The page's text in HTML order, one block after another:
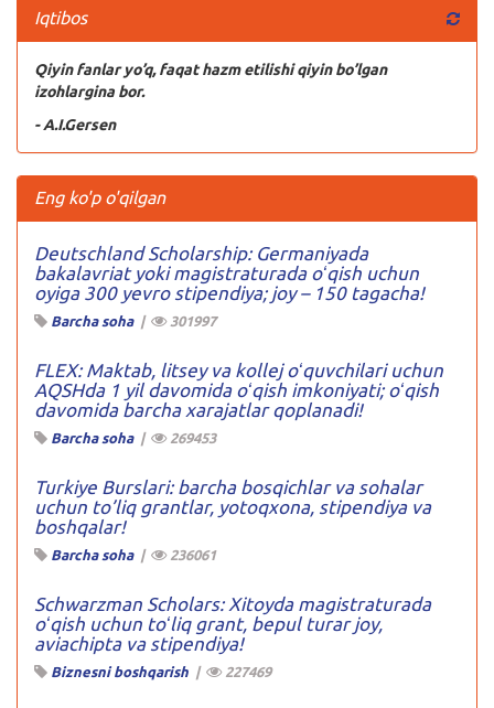
Iqtibos
Qiyin fanlar yo’q, faqat hazm etilishi qiyin bo’lgan
izohlargina bor.
- A.I.Gersen
Eng ko'p o'qilgan
Deutschland Scholarship: Germaniyada
bakalavriat yoki magistraturada oʻqish uchun
oyiga 300 yevro stipendiya; joy – 150 tagacha!
Barcha soha| 301997
FLEX: Maktab, litsey va kollej oʻquvchilari uchun
AQSHda 1 yil davomida oʻqish imkoniyati; oʻqish
davomida barcha xarajatlar qoplanadi!
Barcha soha| 269453
Turkiye Burslari: barcha bosqichlar va sohalar
uchun to’liq grantlar, yotoqxona, stipendiya va
boshqalar!
Barcha soha| 236061
Schwarzman Scholars: Xitoyda magistraturada
oʻqish uchun toʻliq grant, bepul turar joy,
aviachipta va stipendiya!
Biznesni boshqarish | 227469